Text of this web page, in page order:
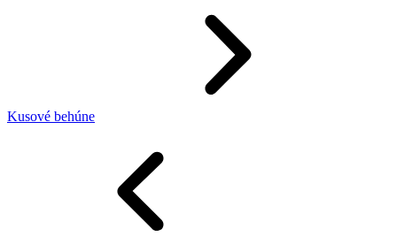
Kusové behúne